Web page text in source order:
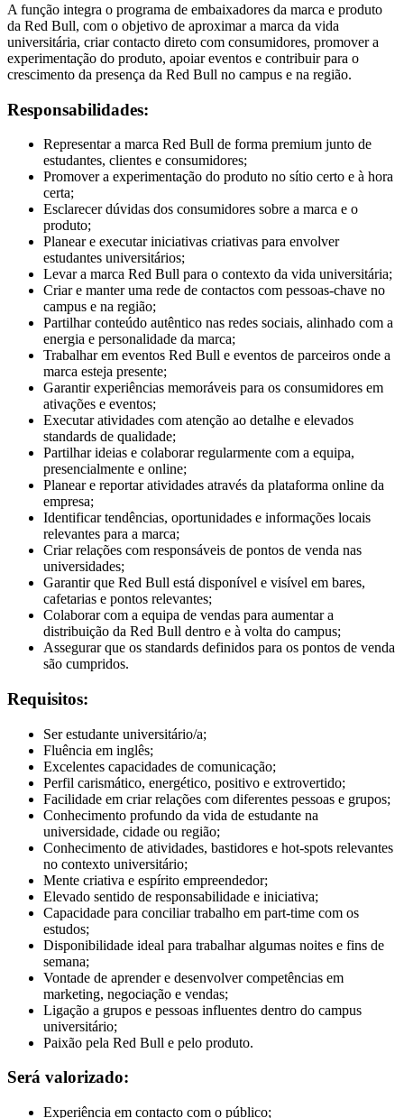
A função integra o programa de embaixadores da marca e produto
da Red Bull, com o objetivo de aproximar a marca da vida
universitária, criar contacto direto com consumidores, promover a
experimentação do produto, apoiar eventos e contribuir para o
crescimento da presença da Red Bull no campus e na região.
Responsabilidades:
Representar a marca Red Bull de forma premium junto de
estudantes, clientes e consumidores;
Promover a experimentação do produto no sítio certo e à hora
certa;
Esclarecer dúvidas dos consumidores sobre a marca e o
produto;
Planear e executar iniciativas criativas para envolver
estudantes universitários;
Levar a marca Red Bull para o contexto da vida universitária;
Criar e manter uma rede de contactos com pessoas-chave no
campus e na região;
Partilhar conteúdo autêntico nas redes sociais, alinhado com a
energia e personalidade da marca;
Trabalhar em eventos Red Bull e eventos de parceiros onde a
marca esteja presente;
Garantir experiências memoráveis para os consumidores em
ativações e eventos;
Executar atividades com atenção ao detalhe e elevados
standards de qualidade;
Partilhar ideias e colaborar regularmente com a equipa,
presencialmente e online;
Planear e reportar atividades através da plataforma online da
empresa;
Identificar tendências, oportunidades e informações locais
relevantes para a marca;
Criar relações com responsáveis de pontos de venda nas
universidades;
Garantir que Red Bull está disponível e visível em bares,
cafetarias e pontos relevantes;
Colaborar com a equipa de vendas para aumentar a
distribuição da Red Bull dentro e à volta do campus;
Assegurar que os standards definidos para os pontos de venda
são cumpridos.
Requisitos:
Ser estudante universitário/a;
Fluência em inglês;
Excelentes capacidades de comunicação;
Perfil carismático, energético, positivo e extrovertido;
Facilidade em criar relações com diferentes pessoas e grupos;
Conhecimento profundo da vida de estudante na
universidade, cidade ou região;
Conhecimento de atividades, bastidores e hot-spots relevantes
no contexto universitário;
Mente criativa e espírito empreendedor;
Elevado sentido de responsabilidade e iniciativa;
Capacidade para conciliar trabalho em part-time com os
estudos;
Disponibilidade ideal para trabalhar algumas noites e fins de
semana;
Vontade de aprender e desenvolver competências em
marketing, negociação e vendas;
Ligação a grupos e pessoas influentes dentro do campus
universitário;
Paixão pela Red Bull e pelo produto.
Será valorizado:
Experiência em contacto com o público;